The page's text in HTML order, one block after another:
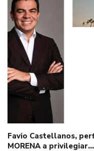
Favio Castellanos,
MORENA a privilegiar…